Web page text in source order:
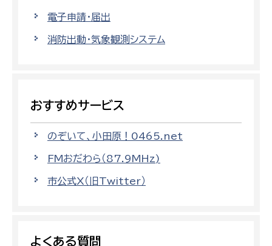
電子申請・届出
消防出動・気象観測システム
おすすめサービス
のぞいて、小田原！0465.net
FMおだわら（87.9MHz)
市公式X（旧Twitter）
よくある質問